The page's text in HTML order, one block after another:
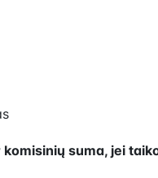
suma, jei